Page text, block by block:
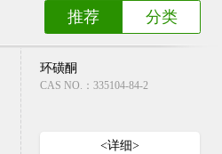
推荐 分类
环磺酮
CAS NO.：335104-84-2
<详细>